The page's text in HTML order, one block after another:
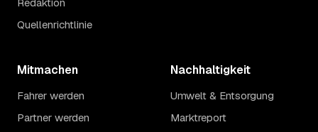
Quellenrichtlinie
Mitmachen
Fahrer werden
Partner werden
Nachhaltigkeit
Umwelt & Entsorgung
Marktreport